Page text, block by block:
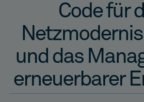
Code für
und das
erneuerbarer